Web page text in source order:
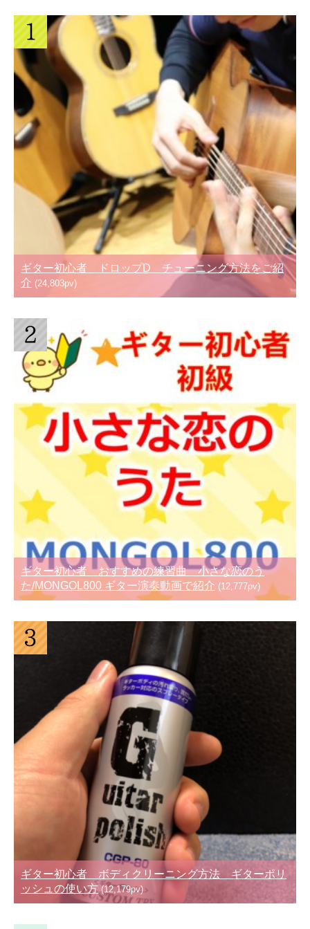
ギター初心者 ドロップD チューニング方法をご紹
介 (24,803pv)
ギター初心者 おすすめの練習曲 小さな恋のう
た/MONGOL800 ギター演奏動画で紹介 (12,777pv)
ギター初心者 ボディクリーニング方法 ギターポリ
ッシュの使い方(12,179pv)